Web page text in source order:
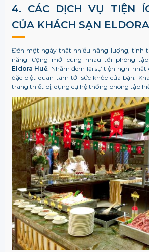
4. CÁC DỊCH VỤ TIỆN
CỦA KHÁCH SẠN
Đón một ngày thật nhiều năng lượng, tinh
năng lượng mới cùng nhau tới phòng
Eldora Huế. Nhằm đem lại sự tiện nghi nhất
đặc biệt quan tâm tới sức khỏe của bạn.
trang thiết bị, dụng cụ hệ thống phòng tập